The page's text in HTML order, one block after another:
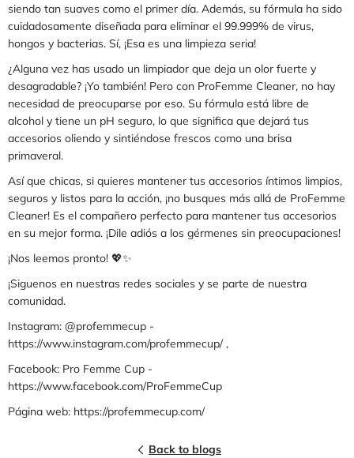
siendo tan suaves como el primer día. Además, su fórmula ha sido
cuidadosamente diseñada para eliminar el 99.999% de virus,
hongos y bacterias. Sí, ¡Esa es una limpieza seria!
¿Alguna vez has usado un limpiador que deja un olor fuerte y
desagradable? ¡Yo también! Pero con ProFemme Cleaner, no hay
necesidad de preocuparse por eso. Su fórmula está libre de
alcohol y tiene un pH seguro, lo que significa que dejará tus
accesorios oliendo y sintiéndose frescos como una brisa
primaveral.
Así que chicas, si quieres mantener tus accesorios íntimos limpios,
seguros y listos para la acción, ¡no busques más allá de ProFemme
Cleaner! Es el compañero perfecto para mantener tus accesorios
en su mejor forma. ¡Dile adiós a los gérmenes sin preocupaciones!
¡Nos leemos pronto! 💖✨
¡Siguenos en nuestras redes sociales y se parte de nuestra
comunidad.
Instagram: @profemmecup -
https://www.instagram.com/profemmecup/ ,
Facebook: Pro Femme Cup -
https://www.facebook.com/ProFemmeCup
Página web: https://profemmecup.com/
Back to blogs